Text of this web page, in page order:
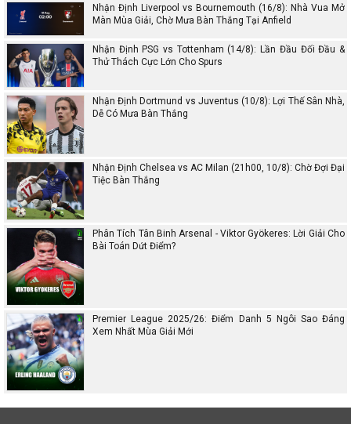
Nhận Định Liverpool vs Bournemouth (16/8): Nhà Vua Mở
Màn Mùa Giải, Chờ Mưa Bàn Thắng Tại Anfield
Nhận Định PSG vs Tottenham (14/8): Lần Đầu Đối Đầu &
Thử Thách Cực Lớn Cho Spurs
Nhận Định Dortmund vs Juventus (10/8): Lợi Thế Sân Nhà,
Dễ Có Mưa Bàn Thắng
Nhận Định Chelsea vs AC Milan (21h00, 10/8): Chờ Đợi Đại
Tiệc Bàn Thắng
Phân Tích Tân Binh Arsenal - Viktor Gyökeres: Lời Giải Cho
Bài Toán Dứt Điểm?
Premier League 2025/26: Điểm Danh 5 Ngôi Sao Đáng
Xem Nhất Mùa Giải Mới